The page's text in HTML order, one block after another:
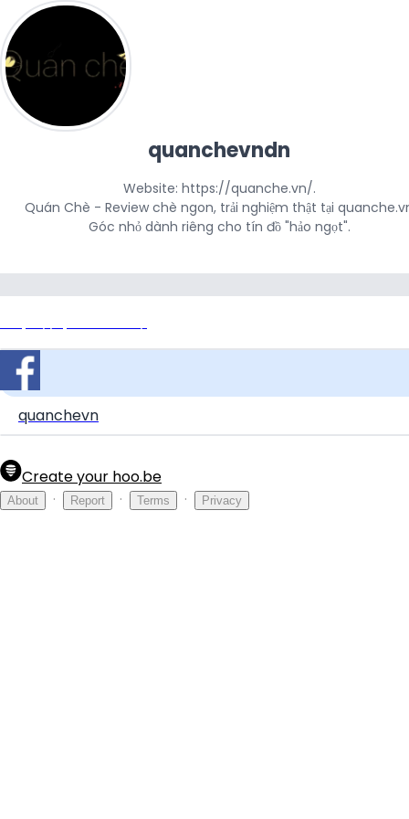
quanchevndn
Website: https://quanche.vn/.
Quán Chè - Review chè ngon, trải nghiệm thật tại
Góc nhỏ dành riêng cho tín đồ "hảo ngọt".
quanchevn
Create your hoo.be
About · Report · Terms · Privacy